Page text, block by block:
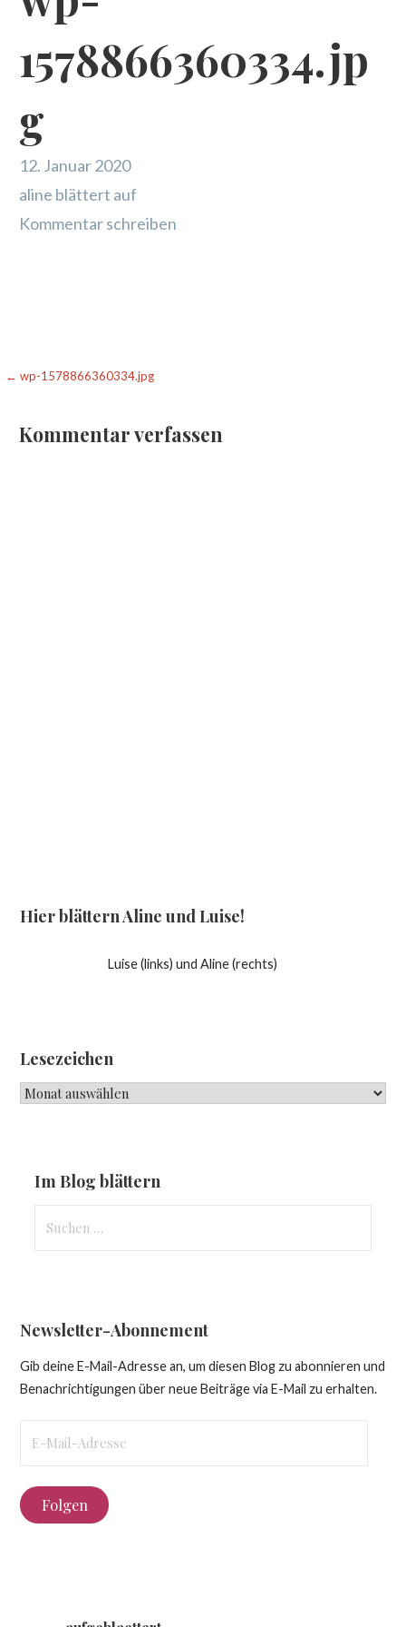
1578866360334.jp
g
12. Januar 2020
aline blättert auf
Kommentar schreiben
Beitragsnavigation
← wp-1578866360334.jpg
Kommentar verfassen
Hier blättern Aline und Luise!
Luise (links) und Aline (rechts)
Lesezeichen
Lesezeichen
Im Blog blättern
nach:
Newsletter-Abonnement
Gib deine E-Mail-Adresse an, um diesen Blog zu abonnieren und
Benachrichtigungen über neue Beiträge via E-Mail zu erhalten.
Mail-
Folgen